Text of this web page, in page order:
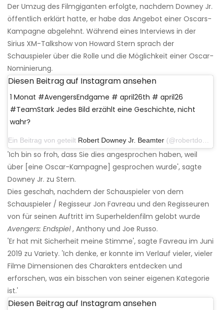
Der Umzug des Filmgiganten erfolgte, nachdem Downey Jr.
öffentlich erklärt hatte, er habe das Angebot einer Oscars-
Kampagne abgelehnt. Während eines Interviews in der
Sirius XM-Talkshow von Howard Stern sprach der
Schauspieler über die Rolle und die Möglichkeit einer Oscar-
Nominierung.
Diesen Beitrag auf Instagram ansehen
1 Monat #AvengersEndgame # april26th # april26
#TeamStark Jedes Bild erzählt eine Geschichte, nicht
wahr?
Ein Beitrag von geteilt Robert Downey Jr. Beamter (@robertdowneyjr) am 26. März 2019 um 9:04 Uhr PDT
'Ich bin so froh, dass Sie dies angesprochen haben, weil
über [eine Oscar-Kampagne] gesprochen wurde', sagte
Downey Jr. zu Stern.
Dies geschah, nachdem der Schauspieler von dem
Schauspieler / Regisseur Jon Favreau und den Regisseuren
von für seinen Auftritt im Superheldenfilm gelobt wurde
Avengers: Endspiel, Anthony und Joe Russo.
'Er hat mit Sicherheit meine Stimme', sagte Favreau im Juni
2019 zu Variety. 'Ich denke, er konnte im Verlauf vieler, vieler
Filme Dimensionen des Charakters entdecken und
erforschen, was ein bisschen von seiner eigenen Kategorie
ist.'
Diesen Beitrag auf Instagram ansehen